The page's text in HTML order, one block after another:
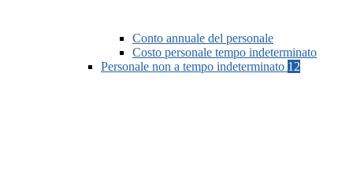
Conto annuale del personale
Costo personale tempo indeterminato
Personale non a tempo indeterminato 12